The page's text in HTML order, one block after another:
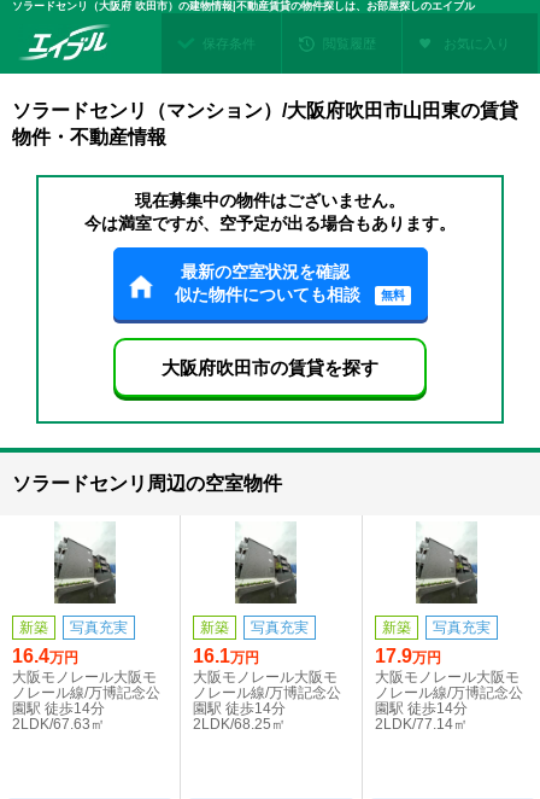
ソラードセンリ（大阪府 吹田市）の建物情報|不動産賃貸の物件探しは、お部屋探しのエイブル
保存条件 閲覧履歴 お気に入り
ソラードセンリ（マンション）/大阪府吹田市山田東の賃貸
物件・不動産情報
現在募集中の物件はございません。
今は満室ですが、空予定が出る場合もあります。
最新の空室状況を確認
似た物件についても相談
無料
大阪府吹田市の賃貸を探す
ソラードセンリ周辺の空室物件
新築 写真充実
16.4万円
大阪モノレール大阪モ
ノレール線/万博記念公
園駅 徒歩14分
2LDK/67.63㎡
新築 写真充実
16.1万円
大阪モノレール大阪モ
ノレール線/万博記念公
園駅 徒歩14分
2LDK/68.25㎡
新築 写真充実
17.9万円
大阪モノレール大阪モ
ノレール線/万博記念公
園駅 徒歩14分
2LDK/77.14㎡